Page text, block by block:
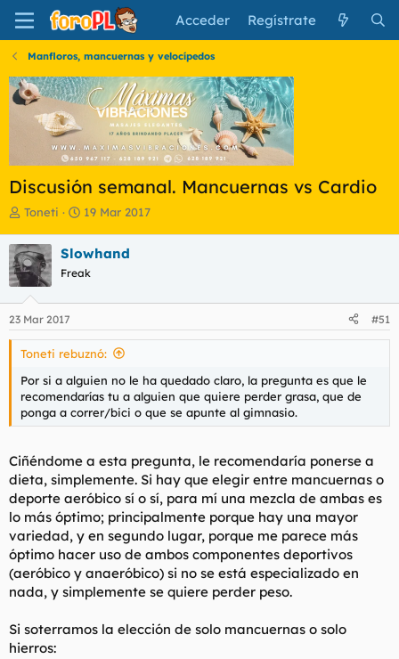
Acceder Regístrate
Manfloros, mancuernas y velocípedos
Discusión semanal. Mancuernas vs Cardio
I
i
c
i
a
d
o
r
d
t
e
Toneti
F
h
a
e
n
i
i
o
19 Mar 2017
Slowhand
Freak
23 Mar 2017 #51
Toneti rebuznó:
Por si a alguien no le ha quedado claro, la pregunta es que le
recomendarías tu a alguien que quiere perder grasa, que de
ponga a correr/bici o que se apunte al gimnasio.
Ciñéndome a esta pregunta, le recomendaría ponerse a
dieta, simplemente. Si hay que elegir entre mancuernas o
deporte aeróbico sí o sí, para mí una mezcla de ambas es
lo más óptimo; principalmente porque hay una mayor
variedad, y en segundo lugar, porque me parece más
óptimo hacer uso de ambos componentes deportivos
(aeróbico y anaeróbico) si no se está especializado en
nada, y simplemente se quiere perder peso.
Si soterramos la elección de solo mancuernas o solo
hierros: